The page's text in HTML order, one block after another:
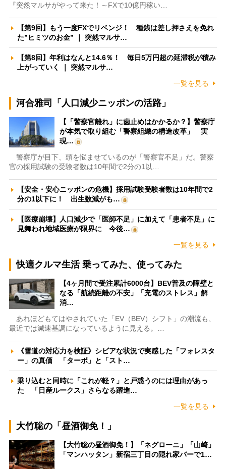
『突然マルサがやって来た！～FXで10億円稼い…
【第9回】もう一度FXでリベンジ！ 種銭は差し押さえを免れ
た”ヒミツのお金” ｜ 突然マルサ…
【第8回】年利はなんと14.6％！ 毎日5万円超の延滞税が積み
上がっていく ｜ 突然マルサ…
一覧を見る
河合雅司「人口減少ニッポンの活路」
【「警察官離れ」に歯止めはかかるか？】警察庁
が本気で取り組む「警察組織の構造改革」 実
現…
警察庁が目下、頭を悩ませているのが「警察官不足」だ。警察
官の採用試験の受験者数は10年間で2分の1以…
【安全・安心ニッポンの危機】採用試験受験者数は10年間で2
分の1以下に！ 出生数減がも…
【医療崩壊】人口減少で「医師不足」に加えて「患者不足」に
見舞われ地域医療が限界に 今後…
一覧を見る
快適クルマ生活 乗ってみた、使ってみた
【4ヶ月間で受注累計6000台】BEV普及の障壁と
なる「航続距離の不安」「充電のストレス」解
消…
あれほどもてはやされていた「EV（BEV）シフト」の潮流も、
最近では減速基調になっているように見える。…
《雪道の対応力を検証》シビアな状況で実感した「フォレスタ
ー」の真価 「ターボ」と「スト…
乗り込むと同時に「これが軽？」と戸惑うのには理由があっ
た 「日産ルークス」さらなる躍進…
一覧を見る
大竹聡の「昼酒御免！」
【大竹聡の昼酒御免！】「ネグローニ」「山崎」
「マンハッタン」新宿三丁目の隠れ家バーで1…